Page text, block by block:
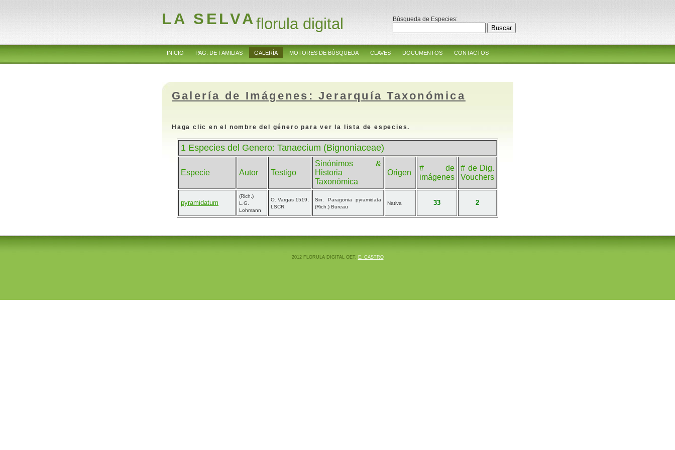
LA SELVAflorula digital Búsqueda de Especies:
INICIO PAG. DE FAMILIAS GALERÍA MOTORES DE BÚSQUEDA CLAVES DOCUMENTOS CONTACTOS
Galería de Imágenes: Jerarquía Taxonómica
Haga clic en el nombre del género para ver la lista de especies.
1 Especies del Genero: Tanaecium (Bignoniaceae)
Especie Autor Testigo
Sinónimos &
Historia
Taxonómica
Origen
# de
imágenes
# de Dig.
Vouchers
pyramidatum
(Rich.)
L.G.
Lohmann
O. Vargas 1519,
LSCR.
Sin. Paragonia pyramidata
(Rich.) Bureau
Nativa 33 2
2012 FLORULA DIGITAL OET. E. CASTRO